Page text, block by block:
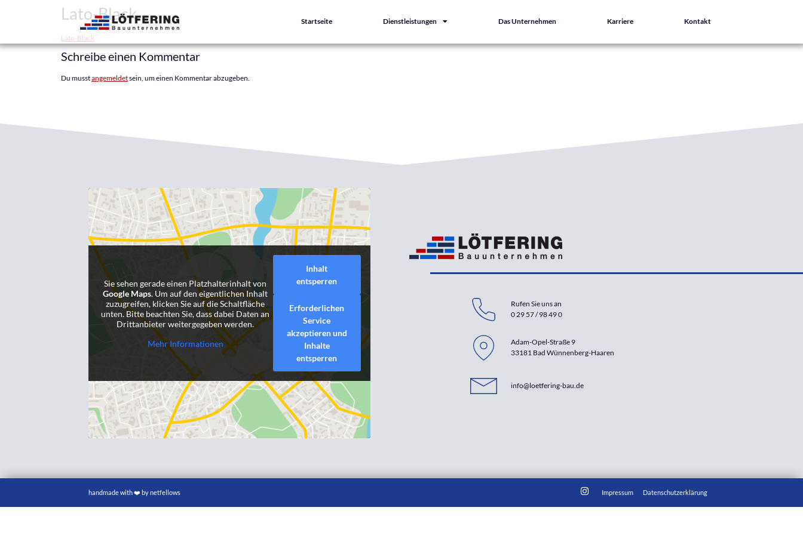
Startseite Dienstleistungen Das Unternehmen Karriere Kontakt
Lato-Black
Lato-Black
Schreibe einen Kommentar
Du musstangemeldetsein, um einen Kommentar abzugeben.
Sie sehen gerade einen Platzhalterinhalt von
Google Maps. Um auf den eigentlichen Inhalt
zuzugreifen, klicken Sie auf die Schaltfläche
unten. Bitte beachten Sie, dass dabei Daten an
Drittanbieter weitergegeben werden.
Mehr Informationen
Inhalt
entsperren
Erforderlichen
Service
akzeptieren und
Inhalte
entsperren
Rufen Sie uns an
0 29 57 / 98 49 0
Adam-Opel-Straße 9
33181 Bad Wünnenberg-Haaren
info@loetfering-bau.de
handmade with ❤️ by netfellows Impressum Datenschutzerklärung